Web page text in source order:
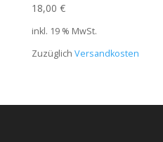
18,00 €
inkl. 19 % MwSt.
Zuzüglich Versandkosten